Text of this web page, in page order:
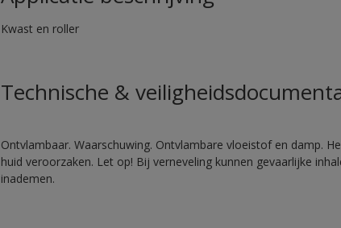
Kwast en roller
Technische &
Ontvlambaar. Waarschuwing. Ontvlambare vloeistof en damp.
huid veroorzaken. Let op! Bij verneveling kunnen gevaarlijke
inademen.